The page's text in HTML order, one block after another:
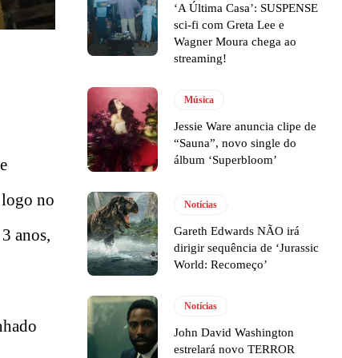
logo no
anos,
‘A Última Casa’: SUSPENSE
sci-fi com Greta Lee e
Wagner Moura chega ao
streaming!
Música
Jessie Ware anuncia clipe de
“Sauna”, novo single do
álbum ‘Superbloom’
Notícias
Gareth Edwards NÃO irá
dirigir sequência de ‘Jurassic
World: Recomeço’
Notícias
John David Washington
estrelará novo TERROR